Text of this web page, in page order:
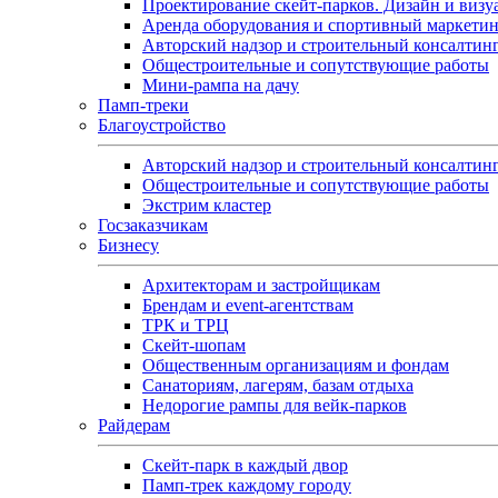
Проектирование скейт-парков. Дизайн и
Аренда оборудования и спортивный
Авторский надзор и строительный
Общестроительные и сопутствующие работы
Мини-рампа на дачу
Памп‑треки
Благоустройство
Авторский надзор и строительный
Общестроительные и сопутствующие работы
Экстрим кластер
Госзаказчикам
Бизнесу
Архитекторам и застройщикам
Брендам и event-агентствам
ТРК и ТРЦ
Скейт-шопам
Общественным организациям и фондам
Санаториям, лагерям, базам отдыха
Недорогие рампы для вейк-парков
Райдерам
Скейт-парк в каждый двор
Памп-трек каждому городу